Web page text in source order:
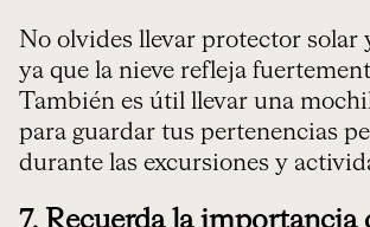
No olvides llevar protector solar
ya que la nieve refleja
También es útil llevar una
para guardar tus pertenencias
durante las excursiones y